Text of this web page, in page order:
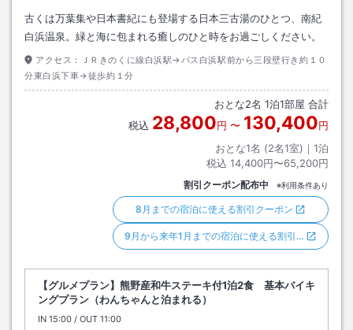
古くは万葉集や日本書紀にも登場する日本三古湯のひとつ、南紀
白浜温泉。緑と海に包まれる癒しのひと時をお過ごしください。
アクセス：
ＪＲきのくに線白浜駅→バス白浜駅前から三段壁行き約１０
分東白浜下車→徒歩約１分
おとな2名 1泊1部屋 合計
税込 28,800円 〜 130,400円
おとな1名 (2名1室)｜ 1泊
税込 14,400円〜65,200円
割引クーポン配布中 ※利用条件あり
8月までの宿泊に使える割引クーポン
9月から来年1月までの宿泊に使える割引…
【グルメプラン】熊野産和牛ステーキ付1泊2食 基本バイキ
ングプラン（わんちゃんと泊まれる）
IN チェックイン
15:00 / OUT チェックアウト
11:00